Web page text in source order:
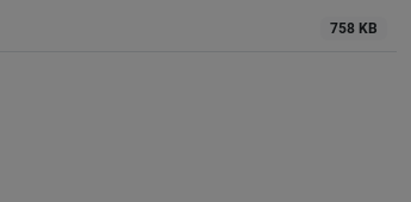
758 KB